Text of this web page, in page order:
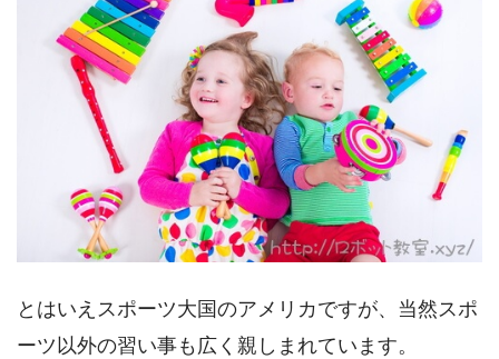
とはいえスポーツ大国のアメリカですが、当然スポ
ーツ以外の習い事も広く親しまれています。